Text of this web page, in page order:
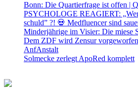
Bonn: Die Quartierfrage ist offen |
PSYCHOLOGE REAGIERT:
schuld” ?! 💀 Medfluencer sind
Minderjährige im Visier: Die miese
Dem ZDF wird Zensur
AnfAnstalt
Solmecke zerlegt ApoRed komplett